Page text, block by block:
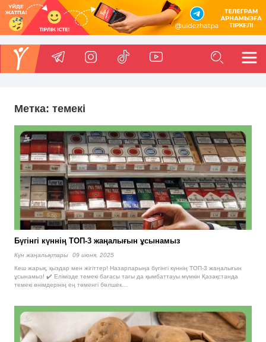
Метка: темекі
Бүгінгі күннің ТОП-3 жаңалығын ұсынамыз
Күн жаңалықтары
09 июня, 2025
Кеш жарық, қыздар мен жігіттер! Назарларыңа бүгінгі күннің ТОП-3 жаңалығын
ұсынамыз! ✔️ Елімізде темекі бағасы тағы да қымбаттауы мүмкін Қазақстанда
темекі өнімдерінің ең төменгі бөлшек…